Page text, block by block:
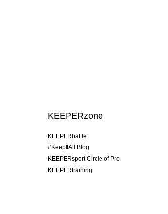
KEEPERzone
KEEPERbattle
#KeepItAll Blog
KEEPERsport Circle of Pro
KEEPERtraining